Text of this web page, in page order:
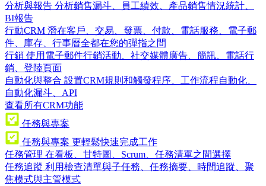
分析與報告 分析銷售漏斗、員工績效、產品銷售情況統計、
BI報告
行動CRM 潛在客戶、交易、發票、付款、電話服務、電子郵
件、庫存、行事曆全都在您的彈指之間
行銷 使用電子郵件行銷活動、社交媒體廣告、簡訊、電話行
銷、登陸頁面
自動化與整合 設置CRM規則和觸發程序、工作流程自動化、
自動化漏斗、API
查看所有CRM功能
任務與專案
任務與專案 更輕鬆快速完成工作
任務管理 在看板、甘特圖、Scrum、任務清單之間選擇
任務追蹤 利用檢查清單與子任務、任務摘要、時間追蹤、聚
焦模式與主管模式